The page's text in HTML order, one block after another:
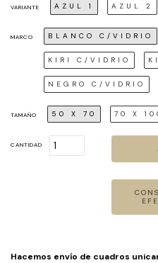
VARIANTE AZUL 1 AZUL 2
MARCO BLANCO C/VIDRIO
KIRI C/VIDRIO
NEGRO C/VIDRIO
TAMAÑO 50 X 70 70 X
CANTIDAD
Hacemos envío de cuadros